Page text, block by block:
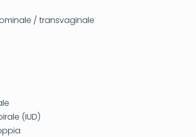
/ transvaginale
(IUD)